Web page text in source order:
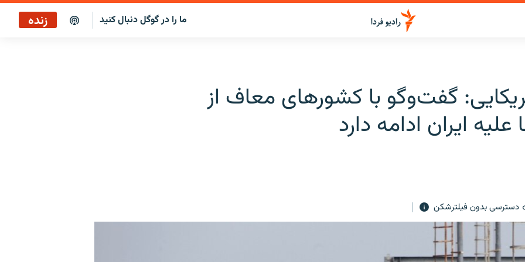
ما را در گوگل دنبال کنید زنده
گفت‌وگو با کشورهای معاف از
ایران ادامه دارد
دسترسی بدون فیلترشکن